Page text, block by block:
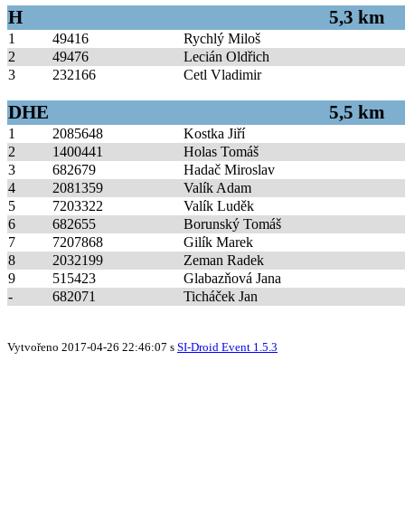
H 5,3 km
1 49416
Rychlý Miloš
2
49476
Lecián Oldřich
3
232166 Cetl Vladimir
DHE 5,5 km
1 2085648
Kostka Jiří
2
1400441
Holas Tomáš
3
682679
Hadač Miroslav
4
2081359
Valík Adam
5
7203322
Valík Luděk
6
682655
Borunský Tomáš
7
7207868
Gilík Marek
8
2032199
Zeman Radek
9
515423
Glabazňová Jana
-
682071 Ticháček Jan
Vytvořeno 2017-04-26 22:46:07 s SI-Droid Event 1.5.3